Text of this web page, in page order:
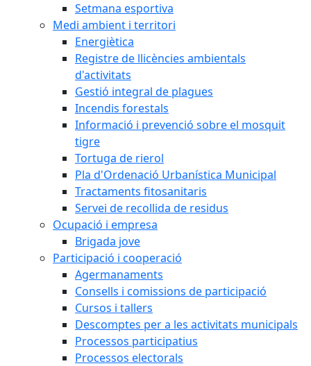
Setmana esportiva
Medi ambient i territori
Energiètica
Registre de llicències ambientals
d'activitats
Gestió integral de plagues
Incendis forestals
Informació i prevenció sobre el mosquit
tigre
Tortuga de rierol
Pla d'Ordenació Urbanística Municipal
Tractaments fitosanitaris
Servei de recollida de residus
Ocupació i empresa
Brigada jove
Participació i cooperació
Agermanaments
Consells i comissions de participació
Cursos i tallers
Descomptes per a les activitats municipals
Processos participatius
Processos electorals